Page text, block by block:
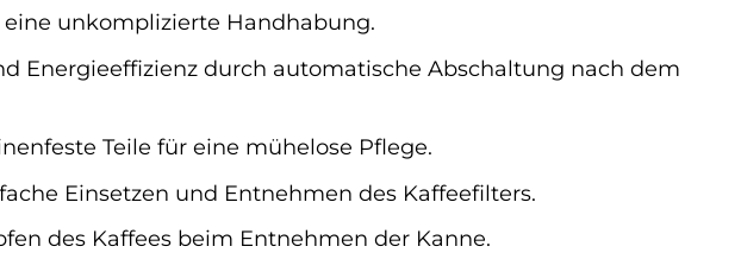
unkomplizierte Handhabung.
Energieeffizienz durch automatische Abschaltung nach dem
Teile für eine mühelose Pflege.
Einsetzen und Entnehmen des Kaffeefilters.
des Kaffees beim Entnehmen der Kanne.